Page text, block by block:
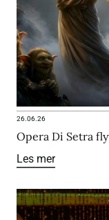
26.06.26
Opera Di Setra
Les mer